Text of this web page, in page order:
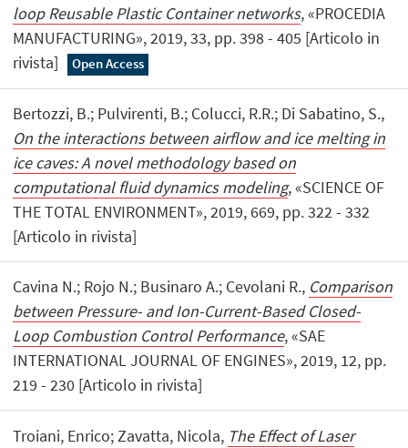
loop Reusable Plastic Container networks, «PROCEDIA
MANUFACTURING», 2019, 33, pp. 398 - 405 [Articolo in
rivista]
Open Access
Bertozzi, B.; Pulvirenti, B.; Colucci, R.R.; Di Sabatino, S.,
On the interactions between airflow and ice melting in
ice caves: A novel methodology based on
computational fluid dynamics modeling, «SCIENCE OF
THE TOTAL ENVIRONMENT», 2019, 669, pp. 322 - 332
[Articolo in rivista]
Cavina N.; Rojo N.; Businaro A.; Cevolani R., Comparison
between Pressure- and Ion-Current-Based Closed-
Loop Combustion Control Performance, «SAE
INTERNATIONAL JOURNAL OF ENGINES», 2019, 12, pp.
219 - 230 [Articolo in rivista]
Troiani, Enrico; Zavatta, Nicola, The Effect of Laser